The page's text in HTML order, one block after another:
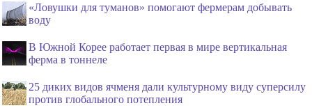
«Ловушки для туманов» помогают фермерам добывать
воду
В Южной Корее работает первая в мире вертикальная
ферма в тоннеле
25 диких видов ячменя дали культурному виду суперсилу
против глобального потепления